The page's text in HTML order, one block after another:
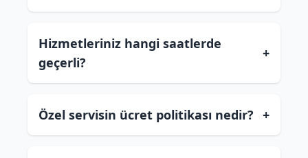
Hizmetleriniz hangi saatlerde
geçerli?
+
Özel servisin ücret politikası nedir? +